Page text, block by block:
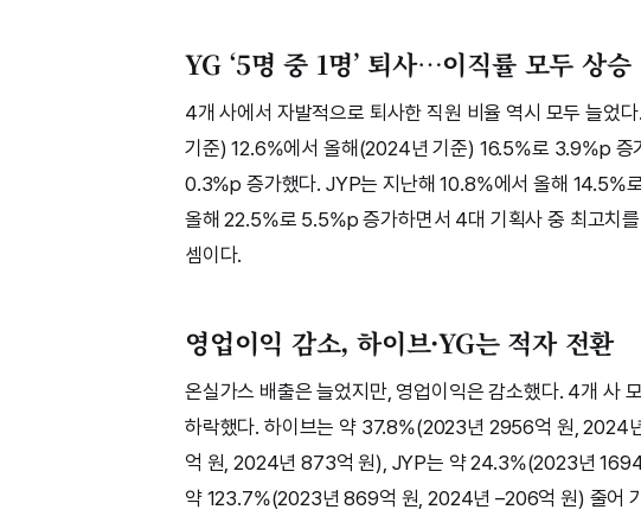
YG ‘5명 중 1명’ 퇴사…이직률 모두 상승
4개 사에서 자발적으로 퇴사한 직원 비율 역시 모두 늘었
기준) 12.6%에서 올해(2024년 기준) 16.5%로 3.9%p 증
0.3%p 증가했다. JYP는 지난해 10.8%에서 올해 14.5%
올해 22.5%로 5.5%p 증가하면서 4대 기획사 중 최고치
셈이다.
영업이익 감소, 하이브·YG는 적자 전환
온실가스 배출은 늘었지만, 영업이익은 감소했다. 4개 사
하락했다. 하이브는 약 37.8%(2023년 2956억 원, 2024
억 원, 2024년 873억 원), JYP는 약 24.3%(2023년
약 123.7%(2023년 869억 원, 2024년 –206억 원) 줄어